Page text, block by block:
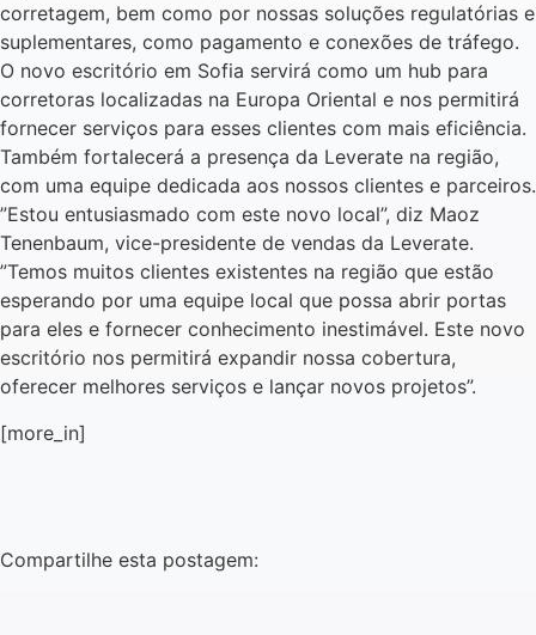
corretagem, bem como por nossas soluções regulatórias e
suplementares, como pagamento e conexões de tráfego.
O novo escritório em Sofia servirá como um hub para
corretoras localizadas na Europa Oriental e nos permitirá
fornecer serviços para esses clientes com mais eficiência.
Também fortalecerá a presença da Leverate na região,
com uma equipe dedicada aos nossos clientes e parceiros.
”Estou entusiasmado com este novo local”, diz Maoz
Tenenbaum, vice-presidente de vendas da Leverate.
”Temos muitos clientes existentes na região que estão
esperando por uma equipe local que possa abrir portas
para eles e fornecer conhecimento inestimável. Este novo
escritório nos permitirá expandir nossa cobertura,
oferecer melhores serviços e lançar novos projetos”.
[more_in]
Compartilhe esta postagem: